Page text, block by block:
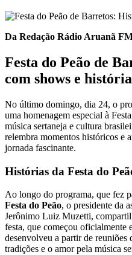
Da Redação Rádio Aruanã
Festa do Peão de
com shows e
No último domingo, dia 24, o
uma homenagem especial à
música sertaneja e cultura
relembra momentos históricos e
jornada fascinante.
Histórias da Festa do
Ao longo do programa, que fez
Festa do Peão, o presidente da
Jerônimo Luiz Muzetti,
festa, que começou oficialmente
desenvolveu a partir de reuniões
tradições e o amor pela música